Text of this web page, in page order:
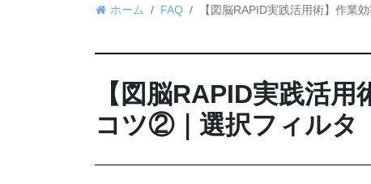
ホーム FAQ 【図脳RAPID実践活用術】作業
【図脳RAPID実践活
コツ②｜選択フィルタ